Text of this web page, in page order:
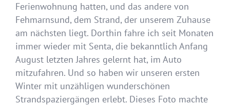
Ferienwohnung hatten, und das andere von
Fehmarnsund, dem Strand, der unserem Zuhause
am nächsten liegt. Dorthin fahre ich seit Monaten
immer wieder mit Senta, die bekanntlich Anfang
August letzten Jahres gelernt hat, im Auto
mitzufahren. Und so haben wir unseren ersten
Winter mit unzähligen wunderschönen
Strandspaziergängen erlebt. Dieses Foto machte